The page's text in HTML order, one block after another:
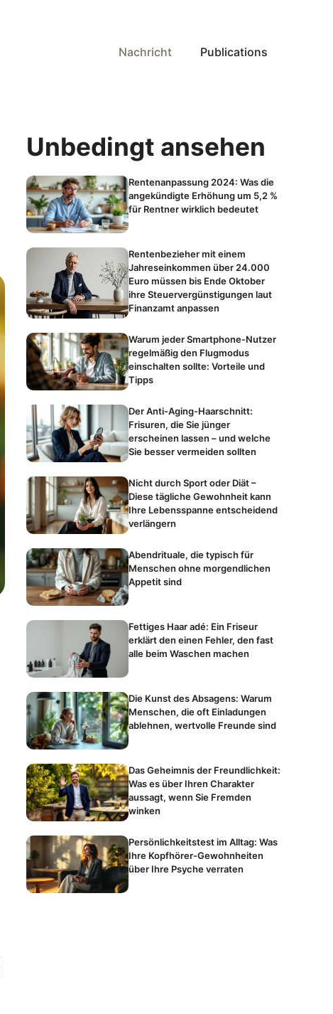
Nachricht Publications
Unbedingt ansehen
Rentenanpassung 2024: Was die
angekündigte Erhöhung um 5,2 %
für Rentner wirklich bedeutet
Rentenbezieher mit einem
Jahreseinkommen über 24.000
Euro müssen bis Ende Oktober
ihre Steuervergünstigungen laut
Finanzamt anpassen
Warum jeder Smartphone-Nutzer
regelmäßig den Flugmodus
einschalten sollte: Vorteile und
Tipps
Der Anti-Aging-Haarschnitt:
Frisuren, die Sie jünger
erscheinen lassen – und welche
Sie besser vermeiden sollten
Nicht durch Sport oder Diät –
Diese tägliche Gewohnheit kann
Ihre Lebensspanne entscheidend
verlängern
Abendrituale, die typisch für
Menschen ohne morgendlichen
Appetit sind
Fettiges Haar adé: Ein Friseur
erklärt den einen Fehler, den fast
alle beim Waschen machen
Die Kunst des Absagens: Warum
Menschen, die oft Einladungen
ablehnen, wertvolle Freunde sind
Das Geheimnis der Freundlichkeit:
Was es über Ihren Charakter
aussagt, wenn Sie Fremden
winken
Persönlichkeitstest im Alltag: Was
Ihre Kopfhörer-Gewohnheiten
über Ihre Psyche verraten